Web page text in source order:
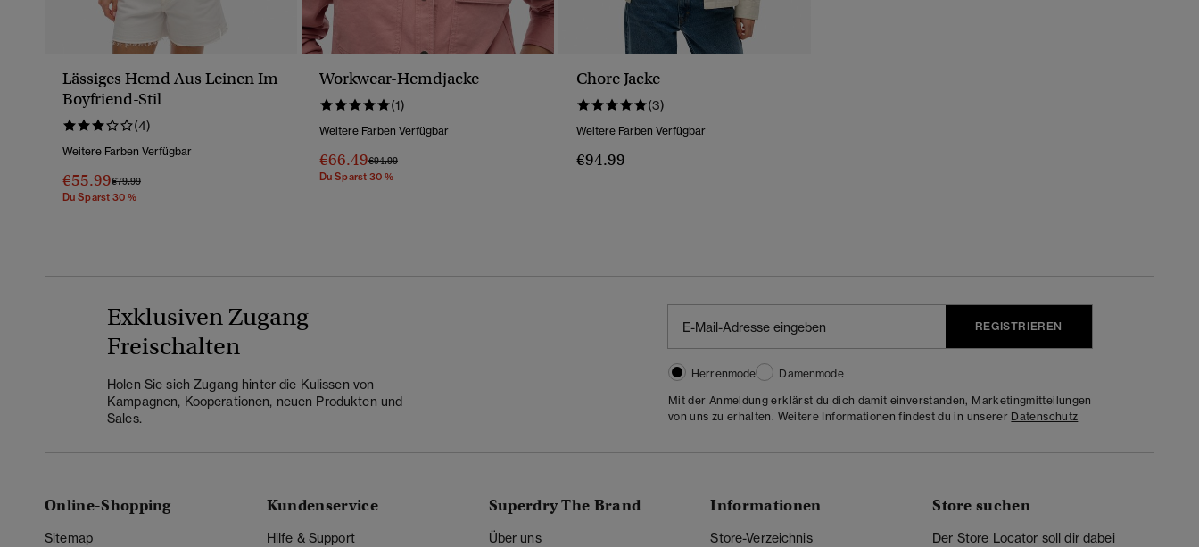
Lässiges Hemd Aus Leinen Im
Boyfriend-Stil
(4)
Weitere Farben Verfügbar
€55.99Preis Wurde Reduziert Von
€79.99Bis
Du Sparst 30 %
Workwear-Hemdjacke
(1)
Weitere Farben Verfügbar
€66.49Preis Wurde Reduziert Von
€94.99Bis
Du Sparst 30 %
Chore Jacke
(3)
Weitere Farben Verfügbar
€94.99
Exklusiven Zugang
Freischalten
Holen Sie sich Zugang hinter die Kulissen von
Kampagnen, Kooperationen, neuen Produkten und
Sales.
REGISTRIEREN
Herrenmode
Damenmode
Mit der Anmeldung erklärst du dich damit einverstanden, Marketingmitteilungen
von uns zu erhalten. Weitere Informationen findest du in unserer Datenschutz
Online-Shopping
Sitemap
Kundenservice
Hilfe & Support
Superdry The Brand
Über uns
Informationen
Store-Verzeichnis
Store suchen
Der Store Locator soll dir dabei